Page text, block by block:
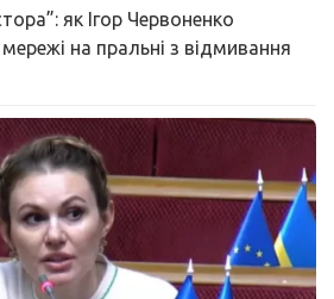
як Ігор Червоненко
на пральні з відмивання